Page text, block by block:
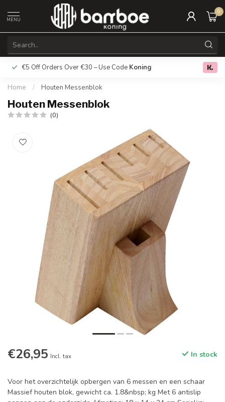
MENU
0
€5 Off Orders Over €30 – Use Code Koning Free
Home / Houten Messenblok
Houten Messenblok
(0)
€26,95 Incl. tax In stock
Voor het overzichtelijk opbergen van 6 messen en een schaar
Massief houten blok, gewicht ca. 1.8&nbsp; kg Met 6 antislip